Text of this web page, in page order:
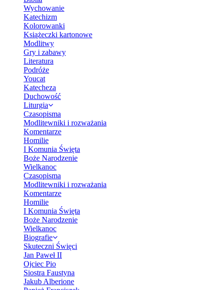
Wychowanie
Katechizm
Kolorowanki
Książeczki kartonowe
Modlitwy
Gry i zabawy
Literatura
Podróże
Youcat
Katecheza
Duchowość
Liturgia
Czasopisma
Modlitewniki i rozważania
Komentarze
Homilie
I Komunia Święta
Boże Narodzenie
Wielkanoc
Czasopisma
Modlitewniki i rozważania
Komentarze
Homilie
I Komunia Święta
Boże Narodzenie
Wielkanoc
Biografie
Skuteczni Święci
Jan Paweł II
Ojciec Pio
Siostra Faustyna
Jakub Alberione